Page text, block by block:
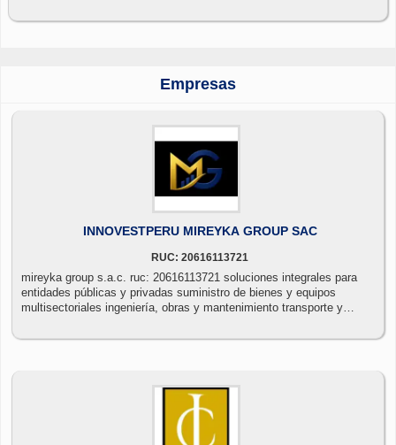
Empresas
INNOVESTPERU MIREYKA GROUP SAC
RUC: 20616113721
mireyka group s.a.c. ruc: 20616113721 soluciones integrales para
entidades públicas y privadas suministro de bienes y equipos
multisectoriales ingeniería, obras y mantenimiento transporte y
investigación, capacitación y apoyo académico trámites rnp, gestión